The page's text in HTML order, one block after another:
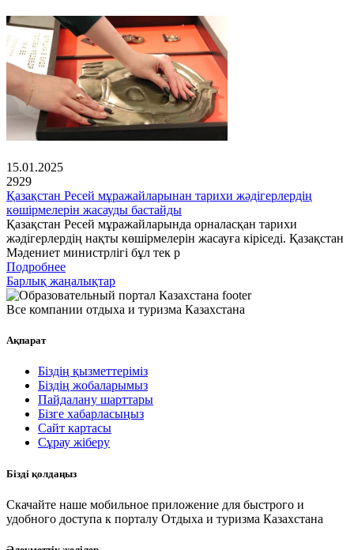
15.01.2025
2929
Қазақстан Ресей мұражайларынан тарихи жәдігерлердің
көшірмелерін жасауды бастайды
Қазақстан Ресей мұражайларында орналасқан тарихи
жәдігерлердің нақты көшірмелерін жасауға кіріседі. Қазақстан
Мәдениет министрлігі бұл тек р
Подробнее
Барлық жаңалықтар
Все компании отдыха и туризма Казахстана
Ақпарат
Біздің қызметтеріміз
Біздің жобаларымыз
Пайдалану шарттары
Бізге хабарласыңыз
Сайт картасы
Сұрау жіберу
Бізді қолдаңыз
Скачайте наше мобильное приложение для быстрого и
удобного доступа к порталу Отдыха и туризма Казахстана